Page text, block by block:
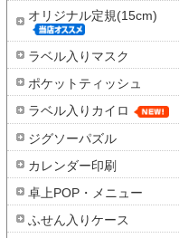
オリジナル定規(15cm)
ラベル入りマスク
ポケットティッシュ
ラベル入りカイロ
ジグソーパズル
カレンダー印刷
卓上POP・メニュー
ふせん入りケース